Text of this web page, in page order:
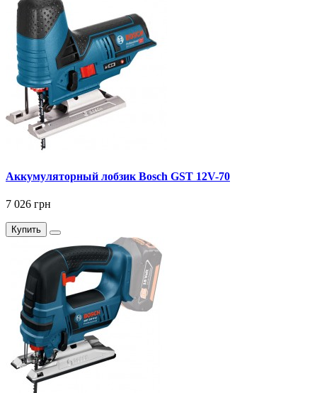
Аккумуляторный лобзик Bosch GST 12V-70
7 026 грн
Купить